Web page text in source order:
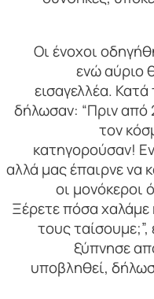
Οι ένοχοι
ενώ αύριο
εισαγελλέα.
δήλωσαν: “Πριν από
τον
κατηγορούσαν!
αλλά μας έπαιρνε να
οι μονόκεροι
Ξέρετε πόσα χαλάμε
τoυς
ξύπνησε
υποβληθεί,